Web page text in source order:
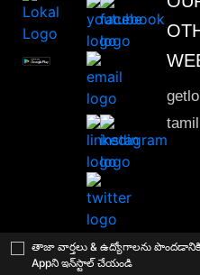
తాజా వార్తలు & ఉద్యోగాలను పొందడానికి
Appని ఇన్‌స్టాల్ చేయండిThis material may not be published, transmitted,